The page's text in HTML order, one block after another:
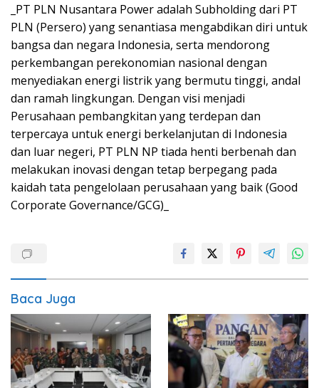
_PT PLN Nusantara Power adalah Subholding dari PT
PLN (Persero) yang senantiasa mengabdikan diri untuk
bangsa dan negara Indonesia, serta mendorong
perkembangan perekonomian nasional dengan
menyediakan energi listrik yang bermutu tinggi, andal
dan ramah lingkungan. Dengan visi menjadi
Perusahaan pembangkitan yang terdepan dan
terpercaya untuk energi berkelanjutan di Indonesia
dan luar negeri, PT PLN NP tiada henti berbenah dan
melakukan inovasi dengan tetap berpegang pada
kaidah tata pengelolaan perusahaan yang baik (Good
Corporate Governance/GCG)_
Baca Juga